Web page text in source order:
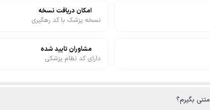
امکان دریافت نسخه
نسخه پزشک با کد رهگیری
مشاوران تایید شده
دارای کد نظام پزشکی